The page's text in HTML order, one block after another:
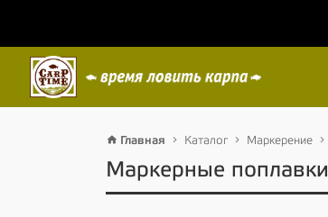
Главная Каталог Маркерение
Маркерные поплавки